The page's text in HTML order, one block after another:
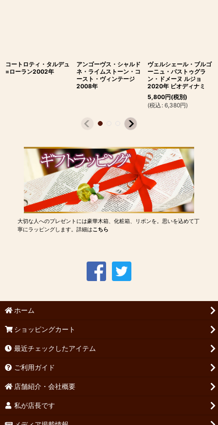
コートロティ・タルデュ
=ローラン2002年
アンゴーヴス・シャルド
ネ・ライムストーン・コ
ースト・ヴィンテージ
2008年
ヴェルシェール・ブルゴ
ーニュ・パストゥグラ
ン・ドメーヌ ルジョ
2020年 ビオディナミ
5,800円(税別)
(税込 : 6,380円)
大切な人へのプレゼントには豪華木箱、化粧箱、リボンを。思いを込めて丁
寧にラッピングします。詳細はこちら
ホーム
ショッピングカート
最近チェックしたアイテム
ご利用ガイド
店舗紹介・会社概要
私が店長です